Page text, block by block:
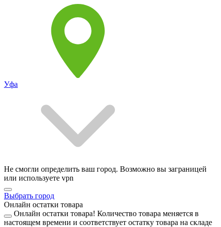
Уфа
Не смогли определить ваш город. Возможно вы заграницей
или используете vpn
Выбрать город
Онлайн остатки товара
Онлайн остатки товара! Количество товара меняется в
настоящем времени и соответствует остатку товара на складе